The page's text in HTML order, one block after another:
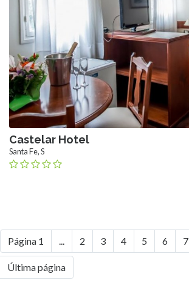
Castelar Hotel
Santa Fe, S
Página 1 ... 2 3 4 5 6 7
Última página